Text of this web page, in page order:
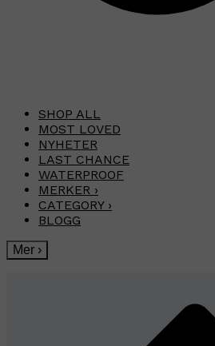
SHOP ALL
MOST LOVED
NYHETER
LAST CHANCE
WATERPROOF
MERKER ›
CATEGORY ›
BLOGG
Mer ›